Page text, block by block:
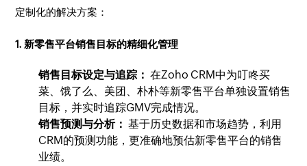
定制化的解决方案：
1. 新零售平台销售目标的精细化管理
销售目标设定与追踪： 在Zoho CRM中为叮咚买
菜、饿了么、美团、朴朴等新零售平台单独设置销售
目标，并实时追踪GMV完成情况。
销售预测与分析： 基于历史数据和市场趋势，利用
CRM的预测功能，更准确地预估新零售平台的销售
业绩。